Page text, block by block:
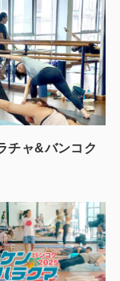
チャ&バンコク